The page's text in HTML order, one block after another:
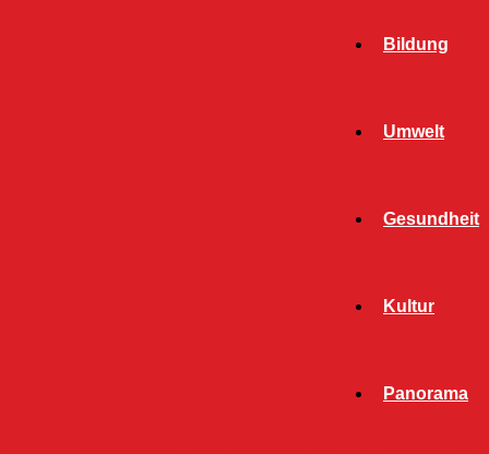
Bildung
Umwelt
Gesundheit
Kultur
Panorama